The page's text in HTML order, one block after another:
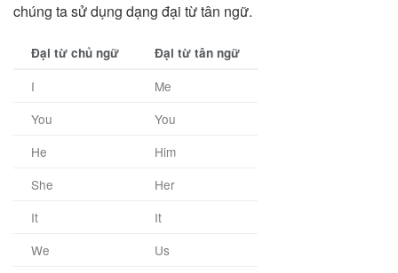
chúng ta sử dụng dạng đại từ tân ngữ.
Đại từ chủ ngữ Đại từ tân ngữ
I
Me
You
You
He
Him
She
Her
It
It
We
Us